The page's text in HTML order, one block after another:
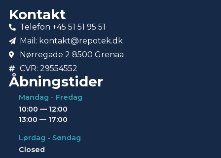
Kontakt
Telefon +45 51 51 95 51
Mail: kontakt@repotek.dk
Nørregade 2 8500 Grenaa
CVR: 29554552
Åbningstider
Mandag - Fredag
10:00 — 12:00
13:00 — 17:00
Lørdag - Søndag
Closed